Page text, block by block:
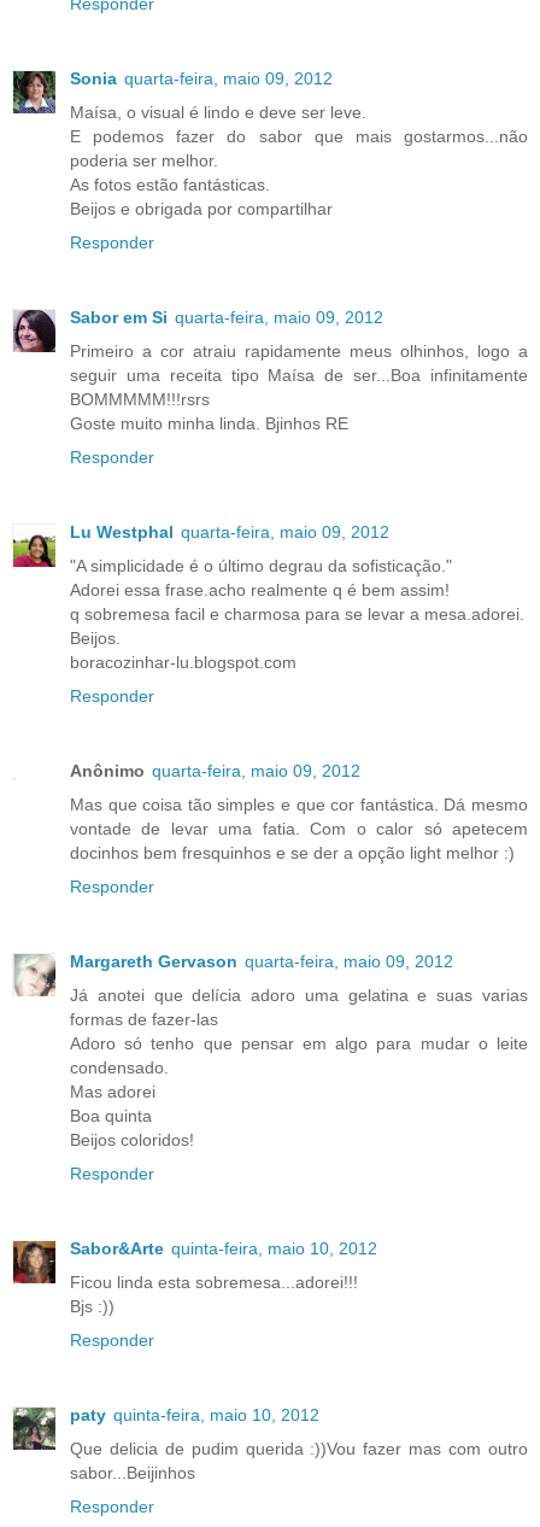
Sonia quarta-feira, maio 09, 2012
Maísa, o visual é lindo e deve ser leve.
E podemos fazer do sabor que mais gostarmos...não
poderia ser melhor.
As fotos estão fantásticas.
Beijos e obrigada por compartilhar
Responder
Sabor em Si quarta-feira, maio 09, 2012
Primeiro a cor atraiu rapidamente meus olhinhos, logo a
seguir uma receita tipo Maísa de ser...Boa infinitamente
BOMMMMM!!!rsrs
Goste muito minha linda. Bjinhos RE
Responder
Lu Westphal quarta-feira, maio 09, 2012
"A simplicidade é o último degrau da sofisticação."
Adorei essa frase.acho realmente q é bem assim!
q sobremesa facil e charmosa para se levar a mesa.adorei.
Beijos.
boracozinhar-lu.blogspot.com
Responder
Anônimo quarta-feira, maio 09, 2012
Mas que coisa tão simples e que cor fantástica. Dá mesmo
vontade de levar uma fatia. Com o calor só apetecem
docinhos bem fresquinhos e se der a opção light melhor :)
Responder
Margareth Gervason quarta-feira, maio 09, 2012
Já anotei que delícia adoro uma gelatina e suas varias
formas de fazer-las
Adoro só tenho que pensar em algo para mudar o leite
condensado.
Mas adorei
Boa quinta
Beijos coloridos!
Responder
Sabor&Arte quinta-feira, maio 10, 2012
Ficou linda esta sobremesa...adorei!!!
Bjs :))
Responder
paty quinta-feira, maio 10, 2012
Que delicia de pudim querida :))Vou fazer mas com outro
sabor...Beijinhos
Responder